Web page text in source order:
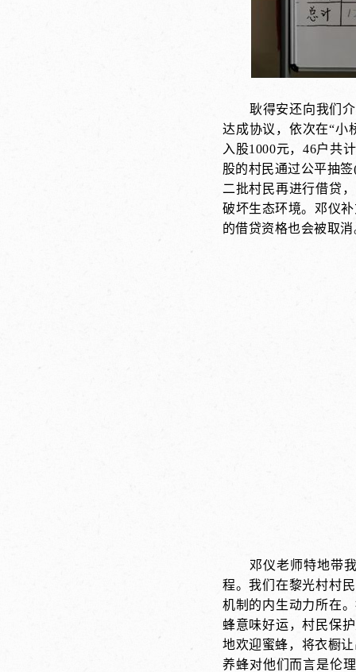
耿得安还向我们
达成协议，依次在“小
入股1000元，46户共
股的村民通过公平抽
二批村民再进行借贷
破坏生态环境。邓仪
的借贷资格也会被取
邓仪老师特地带
程。我们在黎光村村
机制的内生动力所在
蜂意味好运，村民保
地欢迎蜜蜂，将衣橱
养蜂对他们而言是伦